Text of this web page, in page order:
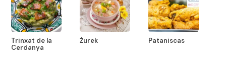
Trinxat de la
Cerdanya
Żurek Pataniscas